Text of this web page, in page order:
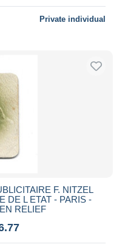
Private individual
F. NITZEL
DE L ETAT - PARIS -
RELIEF